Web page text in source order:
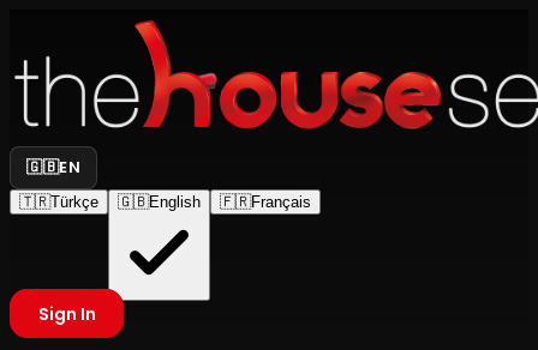
🇬🇧EN
🇹🇷Türkçe 🇬🇧English 🇫🇷Français
Sign In